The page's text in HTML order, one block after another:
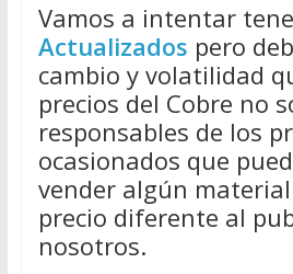
Vamos a intentar
Actualizados pero
cambio y volatilidad
precios del Cobre no
responsables de los
ocasionados que
vender algún
precio diferente al
nosotros.